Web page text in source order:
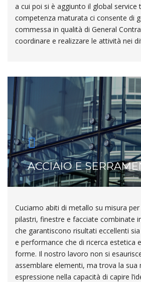
a cui poi si è aggiunto il global service
competenza maturata ci consente di
commessa in qualità di General
coordinare e realizzare le attività nei
ACCIAIO E
Cuciamo abiti di metallo su misura
pilastri, finestre e facciate combinate
che garantiscono risultati eccellenti
e performance che di ricerca estetica
forme. Il nostro lavoro non si
assemblare elementi, ma trova la sua
espressione nella capacità di capire